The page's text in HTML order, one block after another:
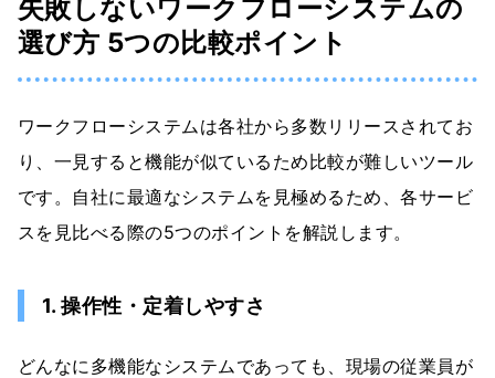
失敗しないワークフローシステムの
選び方 5つの比較ポイント
ワークフローシステムは各社から多数リリースされてお
り、一見すると機能が似ているため比較が難しいツール
です。自社に最適なシステムを見極めるため、各サービ
スを見比べる際の5つのポイントを解説します。
1. 操作性・定着しやすさ
どんなに多機能なシステムであっても、現場の従業員が